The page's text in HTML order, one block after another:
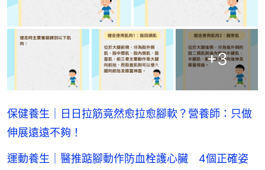
+3
保健養生｜日日拉筋竟然愈拉愈腳軟？營養師：只做
伸展遠遠不夠！
運動養生｜醫推踮腳動作防血栓護心臟 4個正確姿